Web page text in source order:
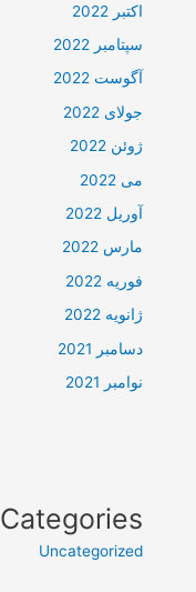
اکتبر 2022
سپتامبر 2022
آگوست 2022
جولای 2022
ژوئن 2022
می 2022
آوریل 2022
مارس 2022
فوریه 2022
ژانویه 2022
دسامبر 2021
نوامبر 2021
Categories
Uncategorized